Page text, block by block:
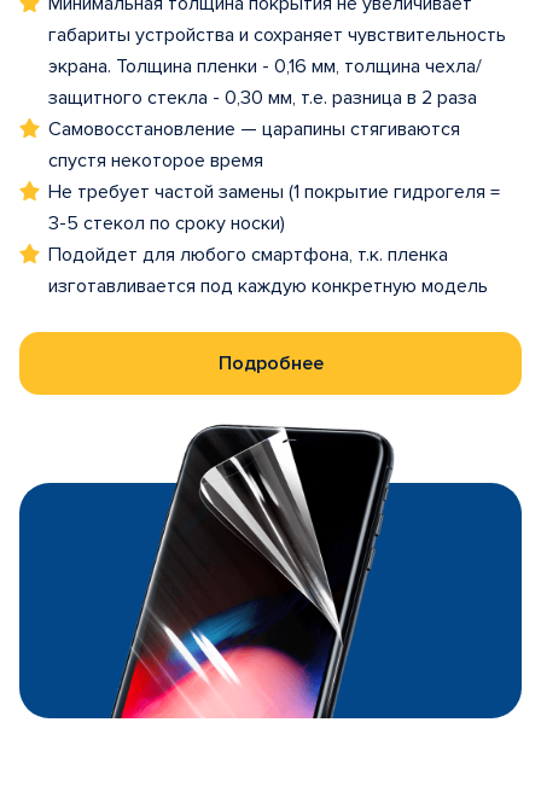
габариты устройства и сохраняет чувствительность
экрана. Толщина пленки - 0,16 мм, толщина чехла/
защитного стекла - 0,30 мм, т.е. разница в 2 раза
Самовосстановление — царапины стягиваются
спустя некоторое время
Не требует частой замены (1 покрытие гидрогеля =
3-5 стекол по сроку носки)
Подойдет для любого смартфона, т.к. пленка
изготавливается под каждую конкретную модель
Подробнее